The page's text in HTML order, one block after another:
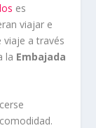
es
viajar e
viaje a través
la Embajada